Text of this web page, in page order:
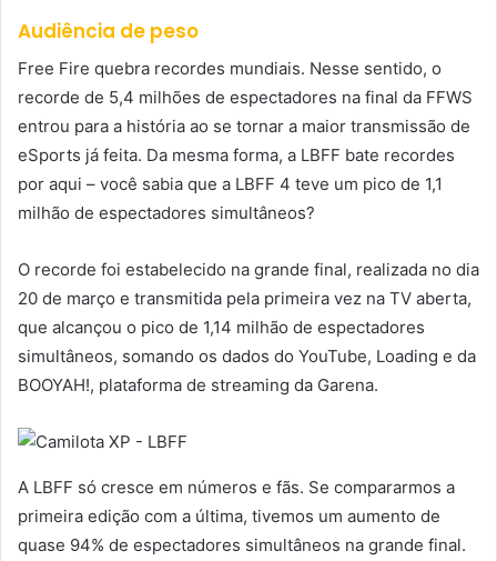
Audiência de peso
Free Fire quebra recordes mundiais. Nesse sentido, o
recorde de 5,4 milhões de espectadores na final da FFWS
entrou para a história ao se tornar a maior transmissão de
eSports já feita. Da mesma forma, a LBFF bate recordes
por aqui – você sabia que a LBFF 4 teve um pico de 1,1
milhão de espectadores simultâneos?
O recorde foi estabelecido na grande final, realizada no dia
20 de março e transmitida pela primeira vez na TV aberta,
que alcançou o pico de 1,14 milhão de espectadores
simultâneos, somando os dados do YouTube, Loading e da
BOOYAH!, plataforma de streaming da Garena.
A LBFF só cresce em números e fãs. Se compararmos a
primeira edição com a última, tivemos um aumento de
quase 94% de espectadores simultâneos na grande final.